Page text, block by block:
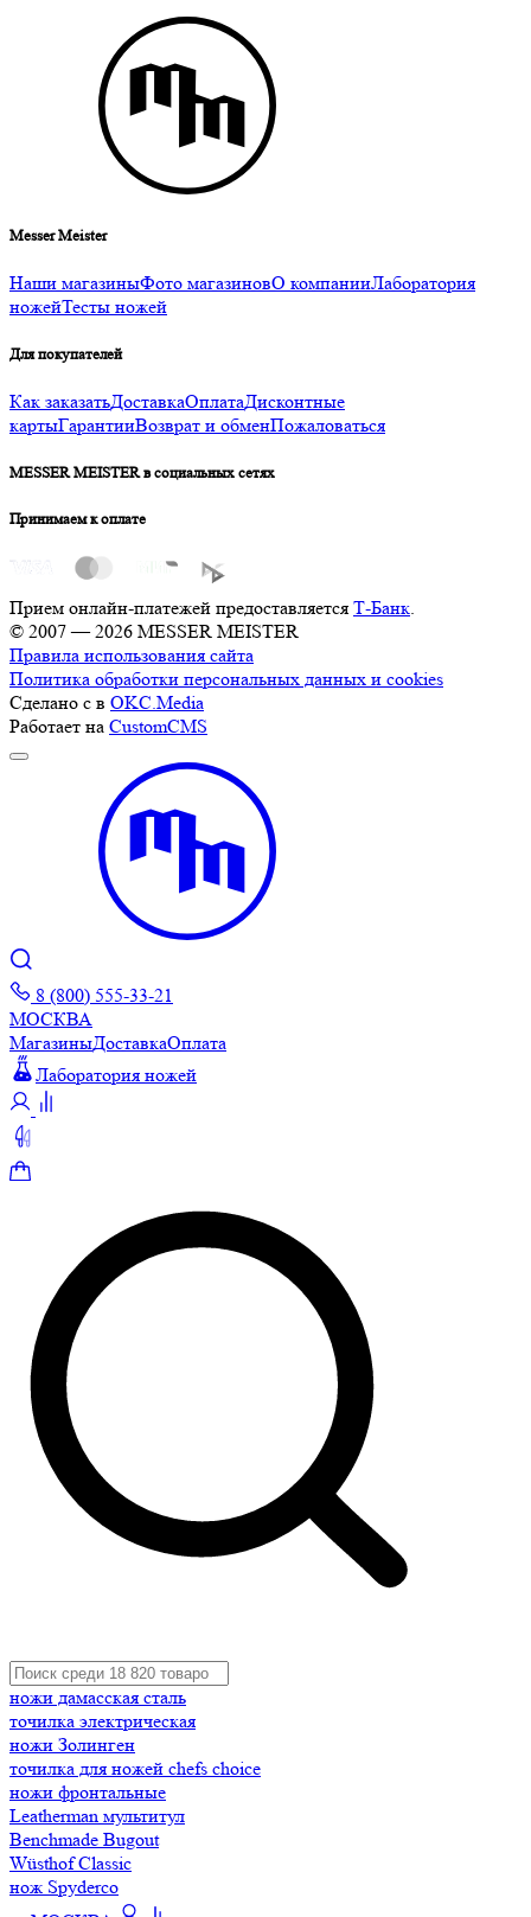
Messer Meister
Наши магазиныФото магазиновО компанииЛаборатория
ножейТесты ножей
Для покупателей
Как заказатьДоставкаОплатаДисконтные
картыГарантииВозврат и обменПожаловаться
MESSER MEISTER в социальных сетях
Принимаем к оплате
Прием онлайн-платежей предоставляется Т-Банк
© 2007 — 2026 MESSER MEISTER
Правила использования сайта
Политика обработки персональных данных и cookies
Сделано с в OKC.Media
Работает на CustomCMS
8 (800) 555-33-21
МОСКВА
МагазиныДоставкаОплата
Лаборатория ножей
ножи дамасская сталь
точилка электрическая
ножи Золинген
точилка для ножей chefs choice
ножи фронтальные
Leatherman мультитул
Benchmade Bugout
Wüsthof Classic
нож Spyderco